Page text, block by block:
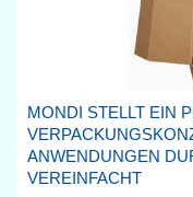
MONDI STELLT EIN
ANWENDUNGEN
VEREINFACHT